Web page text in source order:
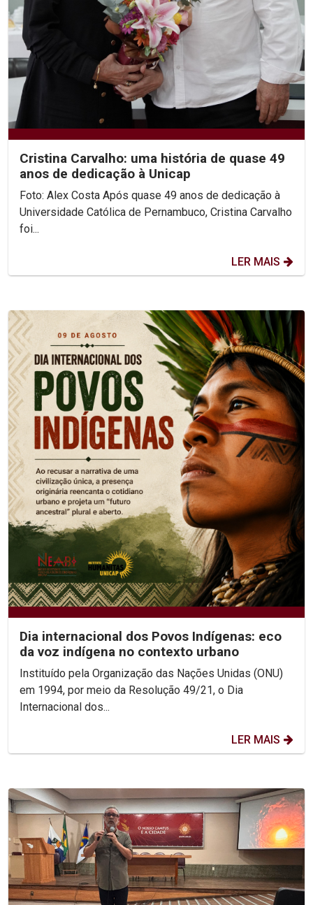
Cristina Carvalho: uma história de quase 49
anos de dedicação à Unicap
Foto: Alex Costa Após quase 49 anos de dedicação à
Universidade Católica de Pernambuco, Cristina Carvalho
foi...
LER MAIS
Dia internacional dos Povos Indígenas: eco
da voz indígena no contexto urbano
Instituído pela Organização das Nações Unidas (ONU)
em 1994, por meio da Resolução 49/21, o Dia
Internacional dos...
LER MAIS